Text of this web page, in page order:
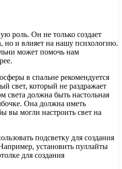
роль. Он не только создает
но и влияет на нашу психологию.
может помочь нам
в спальне рекомендуется
свет, который не раздражает
света должна быть настольная
Она должна иметь
вы могли настроить свет на
подсветку для создания
установить пуллайты
для создания